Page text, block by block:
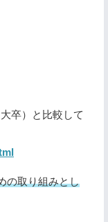
卒）と比較して
の取り組みとし